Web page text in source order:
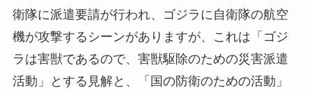
衛隊に派遣要請が行われ、ゴジラに自衛隊の航空
機が攻撃するシーンがありますが、これは「ゴジ
ラは害獣であるので、害獣駆除のための災害派遣
活動」とする見解と、「国の防衛のための活動」